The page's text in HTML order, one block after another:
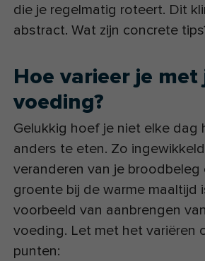
die je regelmatig roteert. Dit
abstract. Wat zijn concrete
Hoe varieer je met
voeding?
Gelukkig hoef je niet elke dag
anders te eten. Zo
veranderen van je
groente bij de warme maaltijd
voorbeeld van aanbrengen
voeding. Let met het variëren
punten: